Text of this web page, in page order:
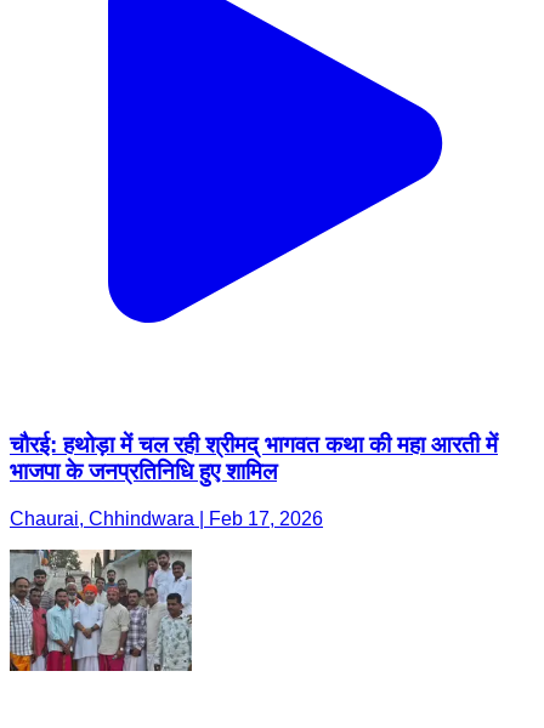
चौरई: हथोड़ा में चल रही श्रीमद् भागवत कथा की महा आरती में
भाजपा के जनप्रतिनिधि हुए शामिल
Chaurai, Chhindwara | Feb 17, 2026